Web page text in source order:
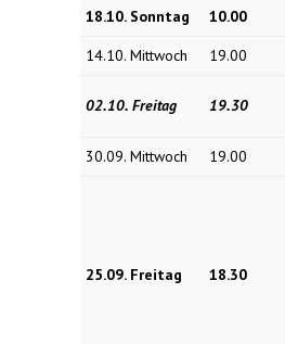
18.10. Sonntag 10.00
14.10. Mittwoch
19.00
02.10. Freitag 19.30
30.09. Mittwoch
19.00
25.09. Freitag 18.30